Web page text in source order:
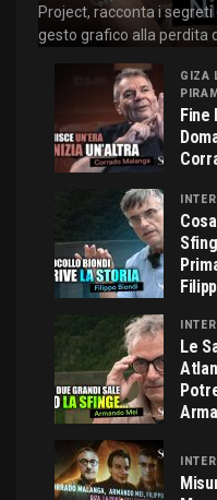
Project, racconta i
gesto grafico alla perdita
GIZA
Fine
Le